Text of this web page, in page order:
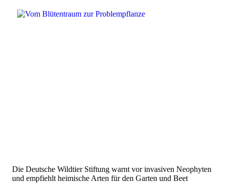
Die Deutsche Wildtier Stiftung warnt vor invasiven Neophyten
und empfiehlt heimische Arten für den Garten und Beet